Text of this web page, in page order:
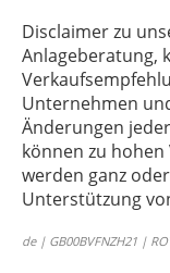
Disclaimer zu
Anlageberatung,
Unternehmen
Änderungen
können zu
werden ganz
Unterstützung
de | GB00BVFNZH21 |